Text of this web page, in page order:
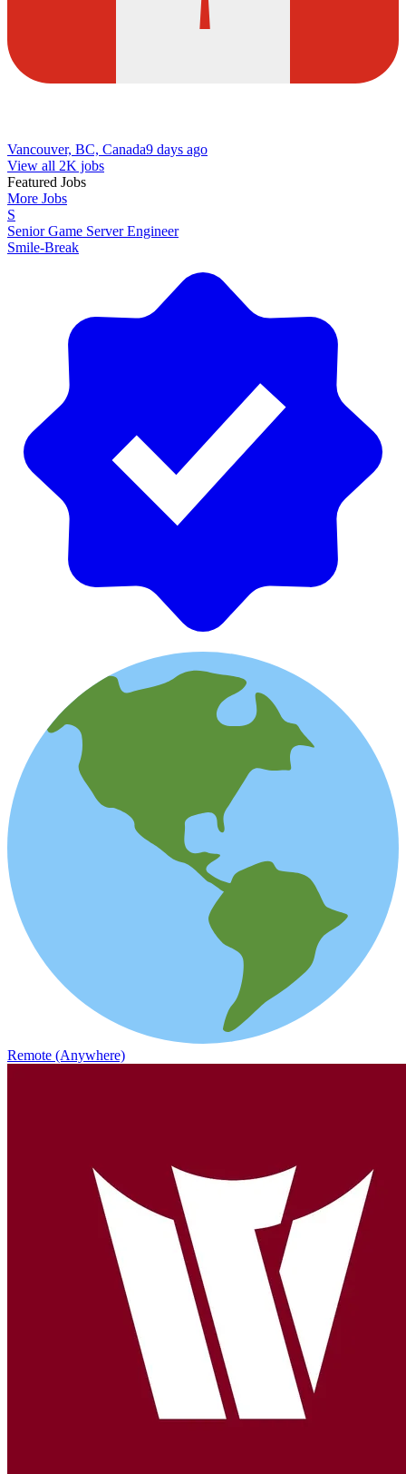
Vancouver, BC, Canada9 days ago
View all 2K jobs
Featured Jobs
More Jobs
S
Senior Game Server Engineer
Smile-Break
Remote (Anywhere)